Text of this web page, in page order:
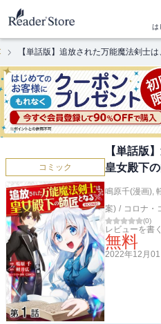
は
【単話版】追放された万能魔法剣士
コミック
【単話版
皇女殿下
鳴原千(漫画),
案) / コロナ・
(0)
レビューを書く
無料
2022年12月01